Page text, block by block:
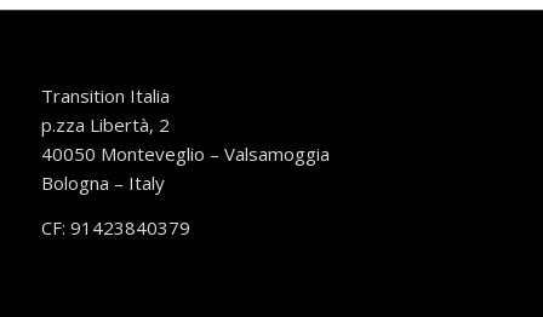
Transition Italia
p.zza Libertà, 2
40050 Monteveglio – Valsamoggia
Bologna – Italy
CF: 91423840379